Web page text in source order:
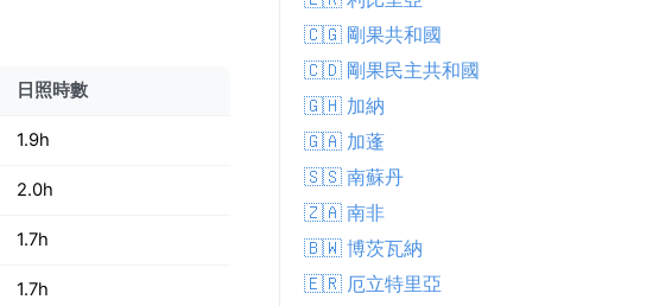
日照時數
1.9h
2.0h
1.7h
1.7h
🇨🇬 剛果共和國
🇨🇩 剛果民主共和國
🇬🇭 加納
🇬🇦 加蓬
🇸🇸 南蘇丹
🇿🇦 南非
🇧🇼 博茨瓦納
🇪🇷 厄立特里亞